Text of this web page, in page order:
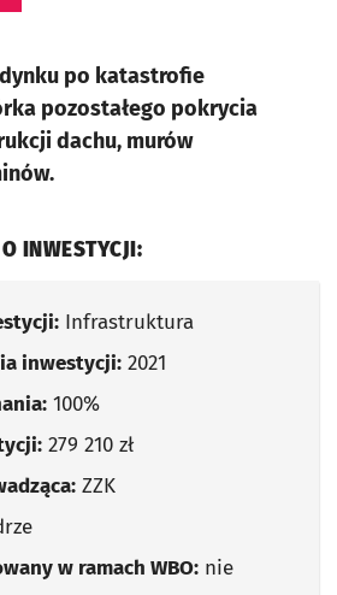
po katastrofie
pozostałego pokrycia
dachu, murów
INWESTYCJI:
Infrastruktura
inwestycji: 2021
100%
279 210 zł
ZZK
w ramach WBO: nie